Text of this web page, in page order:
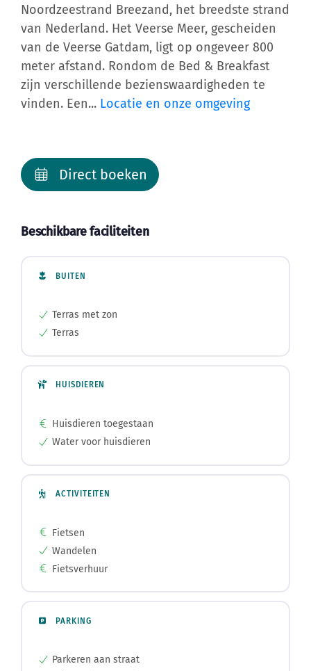
Noordzeestrand Breezand, het breedste strand
van Nederland. Het Veerse Meer, gescheiden
van de Veerse Gatdam, ligt op ongeveer 800
meter afstand. Rondom de Bed & Breakfast
zijn verschillende bezienswaardigheden te
vinden. Een... Locatie en onze omgeving
Direct boeken
Beschikbare faciliteiten
BUITEN
Terras met zon
Terras
HUISDIEREN
Huisdieren toegestaan
Water voor huisdieren
ACTIVITEITEN
Fietsen
Wandelen
Fietsverhuur
PARKING
Parkeren aan straat